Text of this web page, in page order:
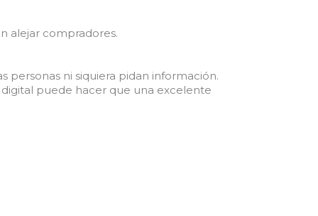
alejar compradores.
personas ni siquiera pidan información.
puede hacer que una excelente